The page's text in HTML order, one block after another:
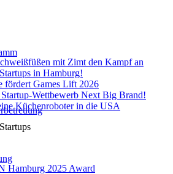
Hamburg 2025 Award
mit Zimt den Kampf an
in Hamburg!
fördert Games Lift 2026
Wettbewerb Next Big Brand!
Küchenroboter in die USA